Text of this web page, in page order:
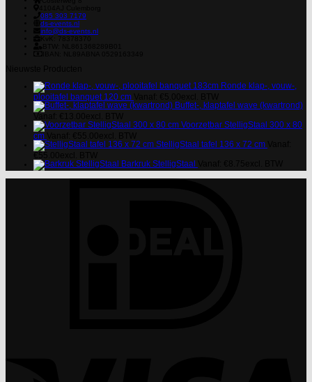
085 303 7179
ds-events.nl
info@ds-events.nl
Ronde klap-, vouw-,
plooitafel banquet 120 cm
Buffet-, klaptafel wave (kwartrond)
Voorzetbar StelligStaal 300 x 80
cm
StelligStaal tafel 136 x 72 cm
Barkruk StelligStaal